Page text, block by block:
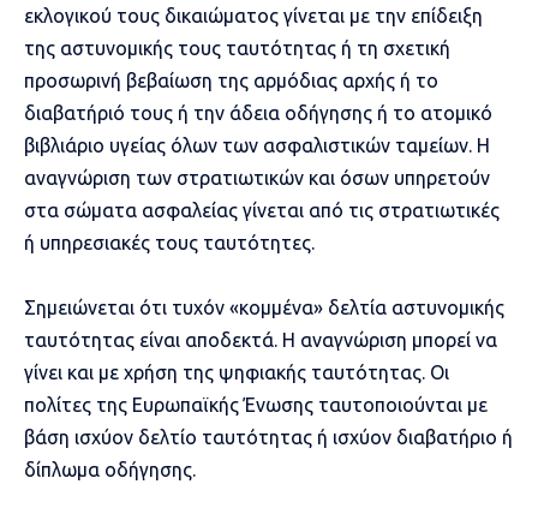
εκλογικού τους δικαιώματος γίνεται με την επίδειξη
της αστυνομικής τους ταυτότητας ή τη σχετική
προσωρινή βεβαίωση της αρμόδιας αρχής ή το
διαβατήριό τους ή την άδεια οδήγησης ή το ατομικό
βιβλιάριο υγείας όλων των ασφαλιστικών ταμείων. Η
αναγνώριση των στρατιωτικών και όσων υπηρετούν
στα σώματα ασφαλείας γίνεται από τις στρατιωτικές
ή υπηρεσιακές τους ταυτότητες.
Σημειώνεται ότι τυχόν «κομμένα» δελτία αστυνομικής
ταυτότητας είναι αποδεκτά. H αναγνώριση μπορεί να
γίνει και με χρήση της ψηφιακής ταυτότητας. Οι
πολίτες της Ευρωπαϊκής Ένωσης ταυτοποιούνται με
βάση ισχύον δελτίο ταυτότητας ή ισχύον διαβατήριο ή
δίπλωμα οδήγησης.